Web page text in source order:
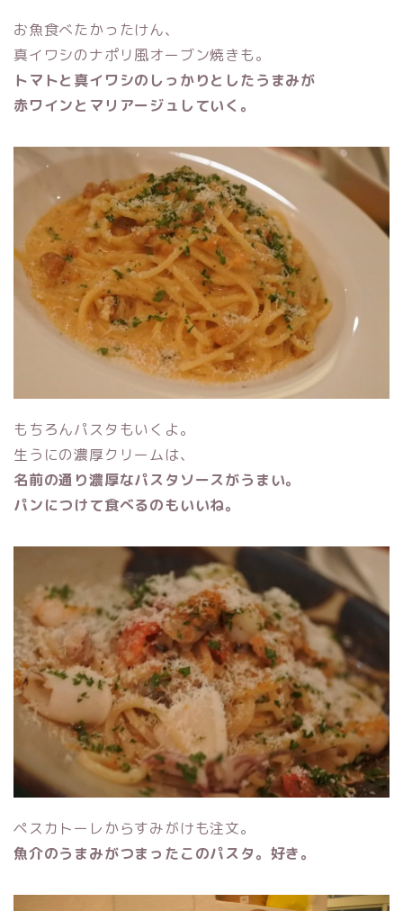
お魚食べたかったけん、
真イワシのナポリ風オーブン焼きも。
トマトと真イワシのしっかりとしたうまみが
赤ワインとマリアージュしていく。
もちろんパスタもいくよ。
生うにの濃厚クリームは、
名前の通り濃厚なパスタソースがうまい。
パンにつけて食べるのもいいね。
ペスカトーレからすみがけも注文。
魚介のうまみがつまったこのパスタ。好き。